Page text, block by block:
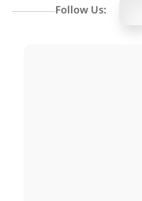
Follow Us: